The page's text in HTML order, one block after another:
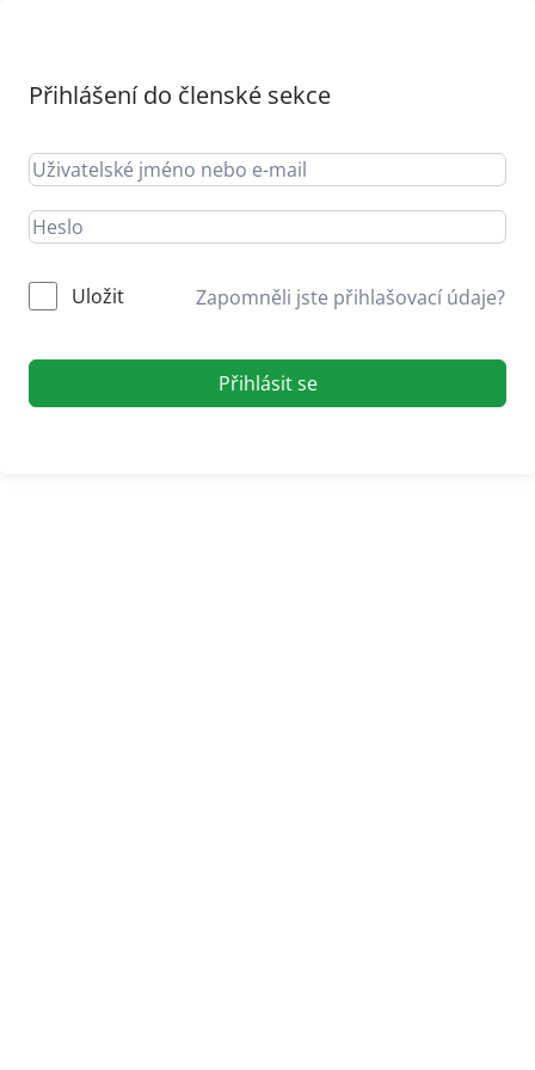
Přihlášení do členské sekce
Uložit Zapomněli jste přihlašovací údaje?
Přihlásit se